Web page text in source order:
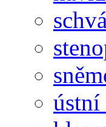
ústní